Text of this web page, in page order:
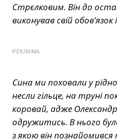
Стрєлковим. Він до
виконував свій обов’язок
РЕКЛАМА
Сина ми поховали у
несли гільце, на труні
коровай, адже
одружитись. В нього
з якою він познайомився